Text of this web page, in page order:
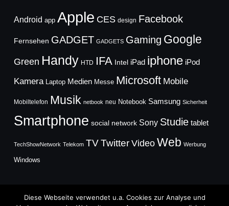
Android app Apple CES design Facebook
Fernsehen GADGET GADGETS Gaming Google
Green Handy HTD IFA Intel iPad iphone iPod
Kamera Laptop Medien Messe Microsoft Mobile
Mobiltelefon Musik netbook neu Notebook Samsung Sicherheit
Smartphone social network Sony Studie tablet
TechShowNetwork Telekom TVTwitter Video Web Werbung
Windows
Diese Webseite verwendet u.a. Cookies zur Analyse und